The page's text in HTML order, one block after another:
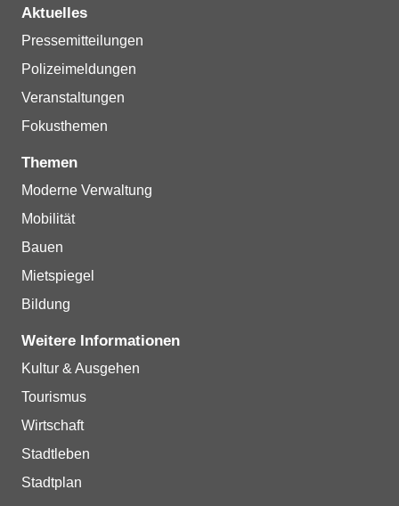
Aktuelles
Pressemitteilungen
Polizeimeldungen
Veranstaltungen
Fokusthemen
Themen
Moderne Verwaltung
Mobilität
Bauen
Mietspiegel
Bildung
Weitere Informationen
Kultur & Ausgehen
Tourismus
Wirtschaft
Stadtleben
Stadtplan